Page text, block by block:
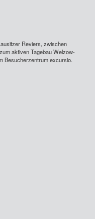
Reviers, zwischen
aktiven Tagebau Welzow-
Besucherzentrum excursio.